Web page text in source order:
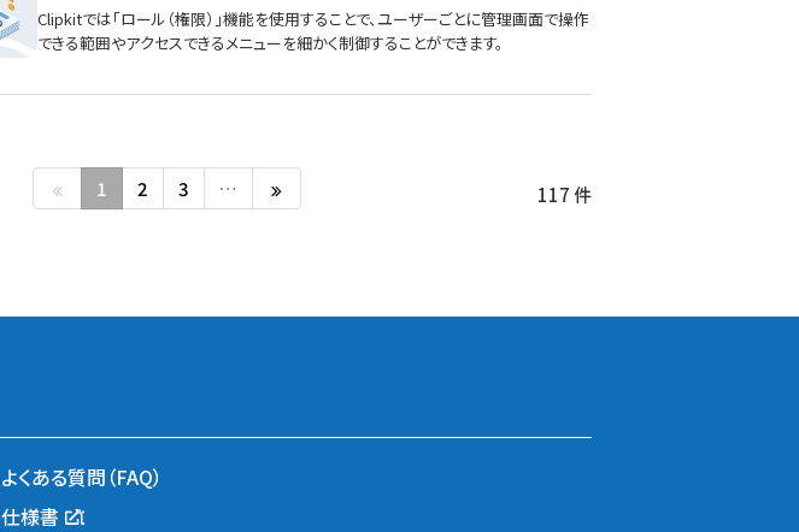
Clipkitでは「ロール（権限）」機能を使用することで、ユーザーごとに管理画面で操作
できる範囲やアクセスできるメニューを細かく制御することができます。
117 件
1 2 3 …
よくある質問（FAQ）
仕様書